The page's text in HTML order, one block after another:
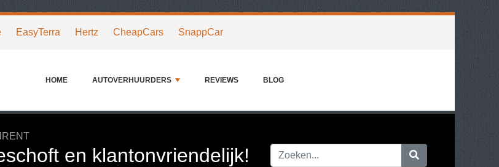
EasyTerra Hertz CheapCars SnappCar
HOME AUTOVERHUURDERS REVIEWS BLOG
en klantonvriendelijk!